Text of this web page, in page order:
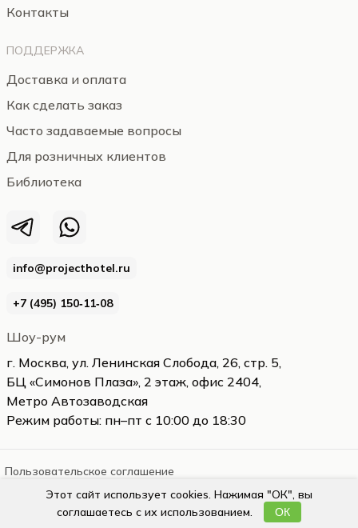
info@projecthotel.ru
+7 (495) 150‑11‑08
Шоу-рум
г. Москва, ул. Ленинская Слобода, 26, стр. 5,
БЦ «Симонов Плаза», 2 этаж, офис 2404,
Метро Автозаводская
Режим работы: пн–пт с 10:00 до 18:30
Контакты
ПОДДЕРЖКА
Доставка и оплата
Как сделать заказ
Часто задаваемые вопросы
Для розничных клиентов
Библиотека
Пользовательское соглашение
projecthotel.ru
Этот сайт использует cookies. Нажимая "ОК", вы
соглашаетесь с их использованием.
ОК